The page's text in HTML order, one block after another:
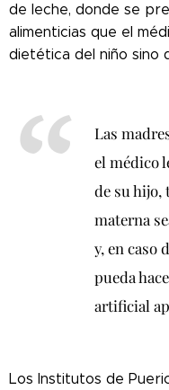
de leche, donde se
alimenticias que el
dietética del niño sino
Las
el médico
de su hijo,
materna
y, en caso
pueda
artificial
Los Institutos de